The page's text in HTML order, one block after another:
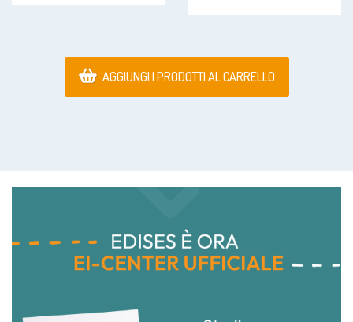
AGGIUNGI I PRODOTTI AL CARRELLO